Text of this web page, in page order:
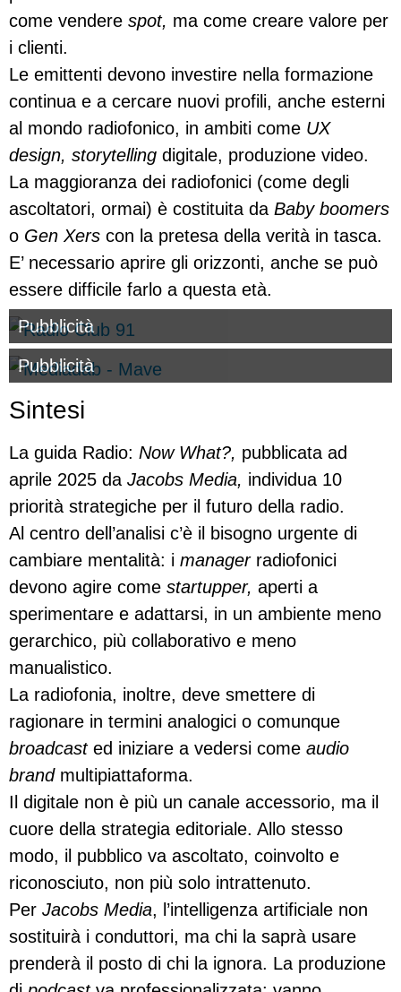
come vendere spot, ma come creare valore per
i clienti.
Le emittenti devono investire nella formazione
continua e a cercare nuovi profili, anche esterni
al mondo radiofonico, in ambiti come UX
design, storytelling digitale, produzione video.
La maggioranza dei radiofonici (come degli
ascoltatori, ormai) è costituita da Baby boomers
o Gen Xers con la pretesa della verità in tasca.
E’ necessario aprire gli orizzonti, anche se può
essere difficile farlo a questa età.
Pubblicità
Pubblicità
Sintesi
La guida Radio: Now What?, pubblicata ad
aprile 2025 da Jacobs Media, individua 10
priorità strategiche per il futuro della radio.
Al centro dell’analisi c’è il bisogno urgente di
cambiare mentalità: i managerradiofonici
devono agire come startupper, aperti a
sperimentare e adattarsi, in un ambiente meno
gerarchico, più collaborativo e meno
manualistico.
La radiofonia, inoltre, deve smettere di
ragionare in termini analogici o comunque
broadcasted iniziare a vedersi come audio
brandmultipiattaforma.
Il digitale non è più un canale accessorio, ma il
cuore della strategia editoriale. Allo stesso
modo, il pubblico va ascoltato, coinvolto e
riconosciuto, non più solo intrattenuto.
Per Jacobs Media, l’intelligenza artificiale non
sostituirà i conduttori, ma chi la saprà usare
prenderà il posto di chi la ignora. La produzione